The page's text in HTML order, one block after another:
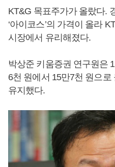
KT&G 목표주가가 올랐다.
‘아이코스’의 가격이 올라
시장에서 유리해졌다.
박상준 키움증권 연구원은
6천 원에서 15만7천 원으로
유지했다.